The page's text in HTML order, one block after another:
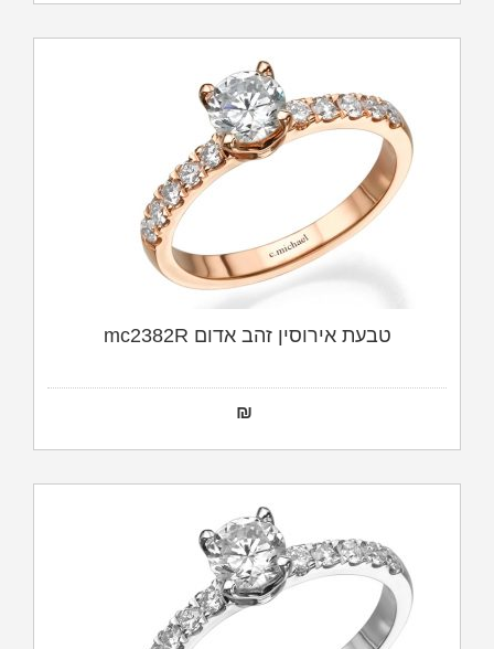
טבעת אירוסין זהב אדום mc2382R
₪